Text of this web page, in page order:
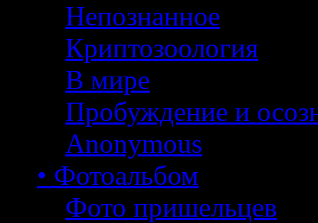
Непознанное
Криптозоология
В мире
Пробуждение и
Anonymous
• Фотоальбом
Фото пришельцев